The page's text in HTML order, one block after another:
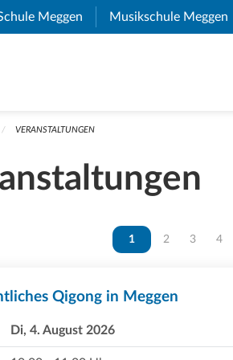
Meggen (External Link)
Musikschule Meggen
VERANSTALTUNGEN
Vous êtes sur la page
1 Vous êtes sur
2 Vous
3 4
Qigong in Meggen
Di, 4. August 2026